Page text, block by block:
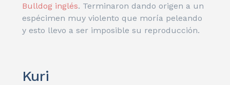
Bulldog inglés. Terminaron dando origen a un
espécimen muy violento que moría peleando
y esto llevo a ser imposible su reproducción.
Kuri